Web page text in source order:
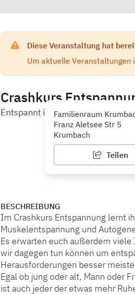
Diese Veranstaltung hat
Um aktuelle Veranstaltungen
Crashkurs
Entspannt in allen Lebenslagen
Familienraum
Franz Aletsee Str 5
Krumbach
Teilen
BESCHREIBUNG
Im Crashkurs Entspannung lernt
Muskelentspannung und
Es erwarten euch außerdem
wir dagegen tun können um
Herausforderungen besser
Egal ob jung oder alt, Mann oder
ist auch jeder der etwas mehr